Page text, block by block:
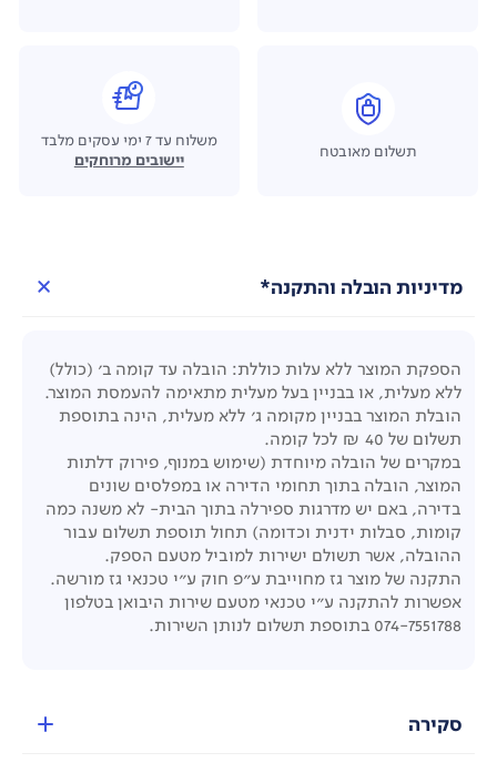
תשלום מאובטח
משלוח עד 7 ימי עסקים מלבד
יישובים מרוחקים
מדיניות הובלה והתקנה*
הספקת המוצר ללא עלות כוללת: הובלה עד קומה ב' (כולל)
ללא מעלית, או בבניין בעל מעלית מתאימה להעמסת המוצר.
הובלת המוצר בבניין מקומה ג' ללא מעלית, הינה בתוספת
תשלום של 40 ₪ לכל קומה.
במקרים של הובלה מיוחדת (שימוש במנוף, פירוק דלתות
המוצר, הובלה בתוך תחומי הדירה או במפלסים שונים
בדירה, באם יש מדרגות ספירלה בתוך הבית- לא משנה כמה
קומות, סבלות ידנית וכדומה) תחול תוספת תשלום עבור
ההובלה, אשר תשולם ישירות למוביל מטעם הספק.
התקנה של מוצר גז מחוייבת ע"פ חוק ע"י טכנאי גז מורשה.
אפשרות להתקנה ע"י טכנאי מטעם שירות היבואן בטלפון
074-7551788 בתוספת תשלום לנותן השירות.
סקירה